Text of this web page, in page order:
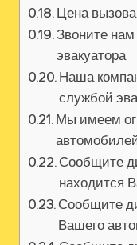
Цена
Звоните нам
эвакуатора
Наша
службой
Мы имеем
Сообщите
находится
Сообщите
Вашего